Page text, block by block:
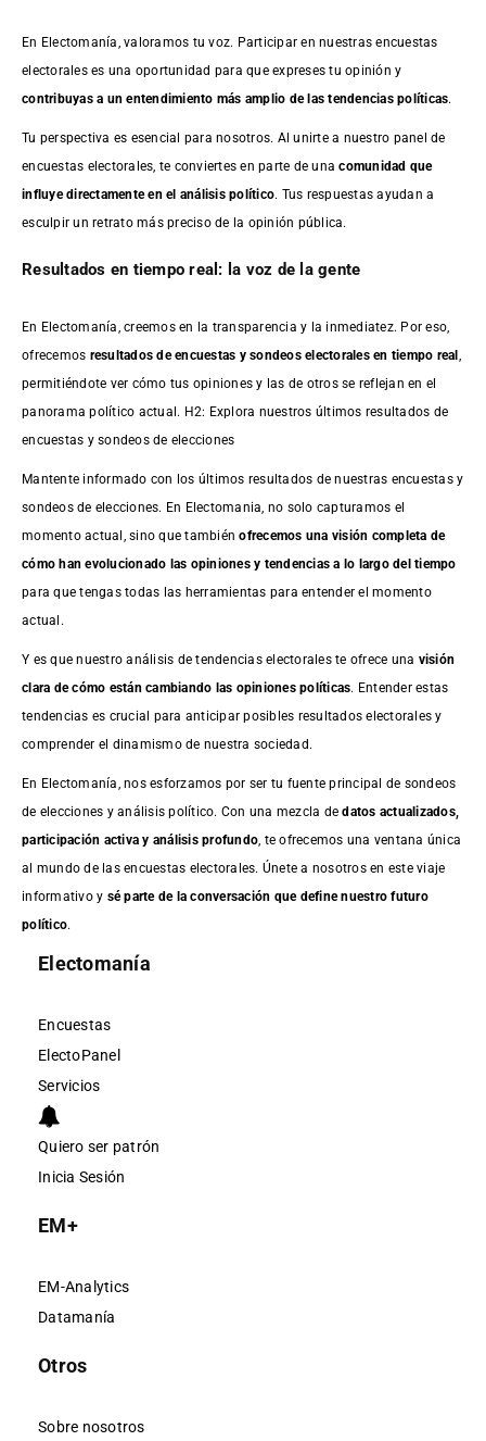
En Electomanía, valoramos tu voz. Participar en nuestras encuestas
electorales es una oportunidad para que expreses tu opinión y
contribuyas a un entendimiento más amplio de las tendencias políticas.
Tu perspectiva es esencial para nosotros. Al unirte a nuestro panel de
encuestas electorales, te conviertes en parte de unacomunidad que
influye directamente en el análisis político. Tus respuestas ayudan a
esculpir un retrato más preciso de la opinión pública.
Resultados en tiempo real: la voz de la gente
En Electomanía, creemos en la transparencia y la inmediatez. Por eso,
ofrecemos resultados deencuestas y sondeos electorales en tiempo real
permitiéndote ver cómo tus opiniones y las de otros se reflejan en el
panorama político actual. H2: Explora nuestros últimos resultados de
encuestas y sondeos de elecciones
Mantente informado con los últimos resultados de nuestras encuestasy
sondeos de elecciones. En Electomania, no solo capturamos el
momento actual, sino que tambiénofrecemos una visión completa de
cómo han evolucionado las opiniones y tendencias a lo largo del tiempo
para que tengas todas las herramientas para entender el momento
actual.
Y es que nuestro análisis de tendencias electorales te ofrece una visión
clara de cómo están cambiando las opiniones políticas. Entender estas
tendencias es crucial para anticipar posibles resultados electorales y
comprender el dinamismo de nuestra sociedad.
En Electomanía, nos esforzamos por ser tu fuente principal de sondeos
de elecciones y análisis político. Con una mezcla dedatos actualizados,
participación activa y análisis profundo , te ofrecemos una ventana única
al mundo de las encuestas electorales. Únete a nosotros en este viaje
informativo y sé parte de la conversación que define nuestro futuro
político.
Electomanía
Encuestas
ElectoPanel
Servicios
Quiero ser patrón
Inicia Sesión
EM+
EM-Analytics
Datamanía
Otros
Sobre nosotros